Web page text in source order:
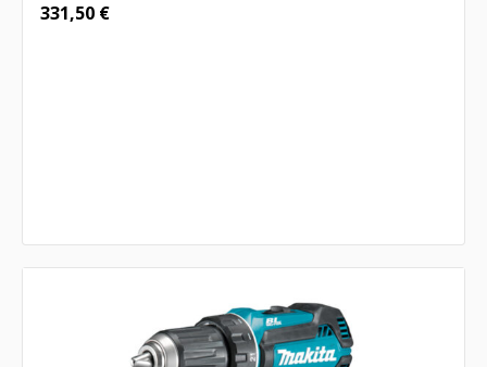
331,50 €